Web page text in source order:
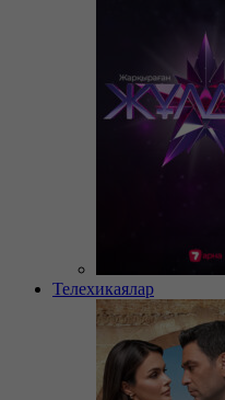
Телехикаялар